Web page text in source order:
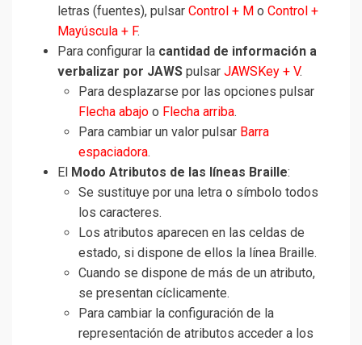
letras (fuentes), pulsar Control + M o Control +
Mayúscula + F.
Para configurar la cantidad de información a
verbalizar por JAWS pulsar JAWSKey + V.
Para desplazarse por las opciones pulsar
Flecha abajo o Flecha arriba.
Para cambiar un valor pulsar Barra
espaciadora.
El Modo Atributos de las líneas Braille:
Se sustituye por una letra o símbolo todos
los caracteres.
Los atributos aparecen en las celdas de
estado, si dispone de ellos la línea Braille.
Cuando se dispone de más de un atributo,
se presentan cíclicamente.
Para cambiar la configuración de la
representación de atributos acceder a los